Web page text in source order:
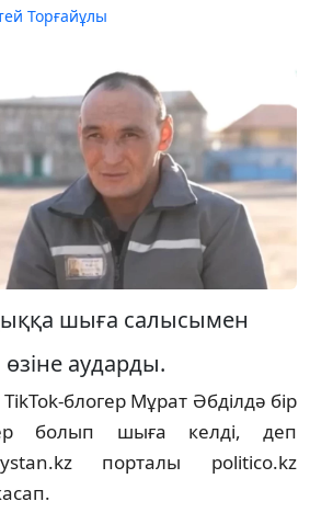
Торғайұлы
шыға салысымен
аударды.
блогер Мұрат Әбділдә бір
болып шыға келді, деп
порталы politico.kz